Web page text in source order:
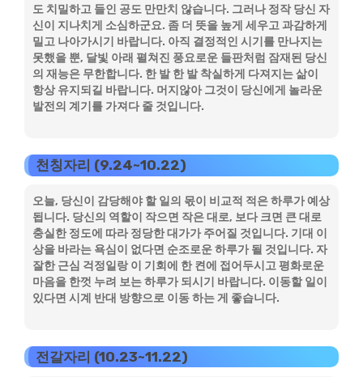
도 치밀하고 들인 공도 만만치 않습니다. 그러나 정작 당신 자
신이 지나치게 소심하군요. 좀 더 뜻을 높게 세우고 과감하게
밀고 나아가시기 바랍니다. 아직 결정적인 시기를 만나지는
못했을 뿐, 달빛 아래 펼쳐진 풍요로운 들판처럼 잠재된 당신
의 재능은 무한합니다. 한 발 한 발 착실하게 다져지는 삶이
항상 유지되길 바랍니다. 머지않아 그것이 당신에게 놀라운
발전의 계기를 가져다 줄 것입니다.
천칭자리 (9.24~10.22)
오늘, 당신이 감당해야 할 일의 몫이 비교적 적은 하루가 예상
됩니다. 당신의 역할이 작으면 작은 대로, 보다 크면 큰 대로
충실한 정도에 따라 정당한 대가가 주어질 것입니다. 기대 이
상을 바라는 욕심이 없다면 순조로운 하루가 될 것입니다. 자
잘한 근심 걱정일랑 이 기회에 한 켠에 접어두시고 평화로운
마음을 한껏 누려 보는 하루가 되시기 바랍니다. 이동할 일이
있다면 시계 반대 방향으로 이동 하는 게 좋습니다.
전갈자리 (10.23~11.22)